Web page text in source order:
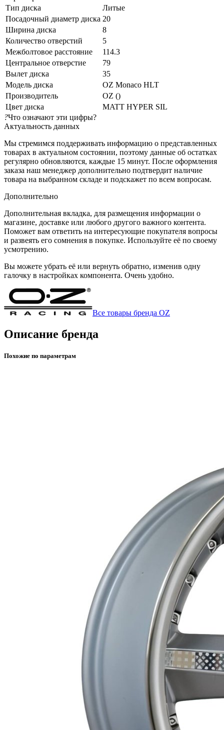
Тип диска
Литые
Посадочный диаметр диска 20
Ширина диска
8
Количество отверстий
5
Межболтовое расстояние
114.3
Центральное отверстие
79
Вылет диска
35
Модель диска
OZ Monaco HLT
Производитель
OZ ()
Цвет диска
MATT HYPER SIL
?Что означают эти цифры?
Актуальность данных
Мы стремимся поддерживать информацию о представленных
товарах в актуальном состоянии, поэтому данные об остатках
регулярно обновляются, каждые 15 минут. После оформления
заказа наш менеджер дополнительно подтвердит наличие
товара на выбранном складе и подскажет по всем вопросам.
Дополнительно
Дополнительная вкладка, для размещения информации о
магазине, доставке или любого другого важного контента.
Поможет вам ответить на интересующие покупателя вопросы
и развеять его сомнения в покупке. Используйте её по своему
усмотрению.
Вы можете убрать её или вернуть обратно, изменив одну
галочку в настройках компонента. Очень удобно.
Все товары бренда OZ
Описание бренда
Похожие по параметрам